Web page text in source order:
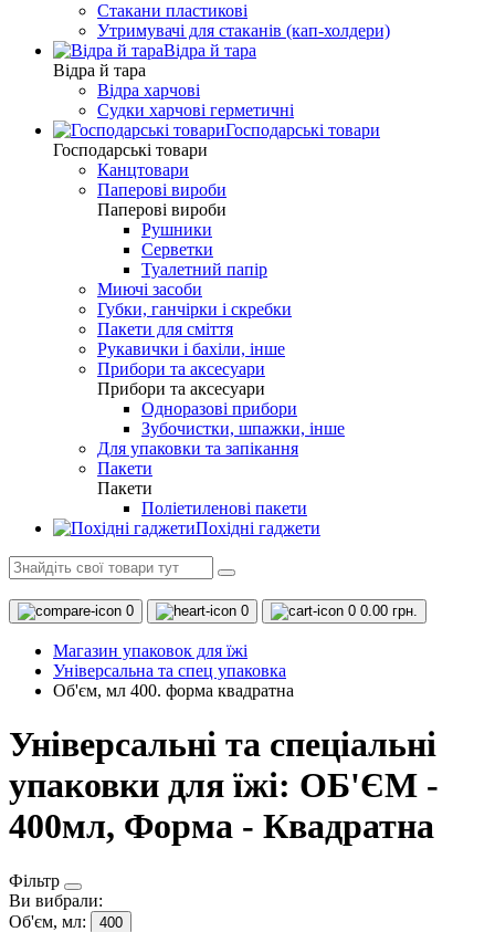
Стакани пластикові
Утримувачі для стаканів (кап-холдери)
Відра й тара
Відра й тара
Відра харчові
Судки харчові герметичні
Господарські товари
Господарські товари
Канцтовари
Паперові вироби
Паперові вироби
Рушники
Серветки
Туалетний папір
Миючі засоби
Губки, ганчірки і скребки
Пакети для сміття
Рукавички і бахіли, інше
Прибори та аксесуари
Прибори та аксесуари
Одноразові прибори
Зубочистки, шпажки, інше
Для упаковки та запікання
Пакети
Пакети
Поліетиленові пакети
Похідні гаджети
0 0 0 0.00 грн.
Магазин упаковок для їжі
Універсальна та спец упаковка
Об'єм, мл 400. форма квадратна
Універсальні та спеціальні
упаковки для їжі: ОБ'ЄМ -
400мл, Форма - Квадратна
Фільтр
Ви вибрали:
Об'єм, мл:
400